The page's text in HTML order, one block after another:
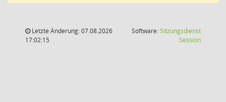
Letzte Änderung: 07.08.2026
17:02:15
Software:Sitzungsdienst
Session(Wird in